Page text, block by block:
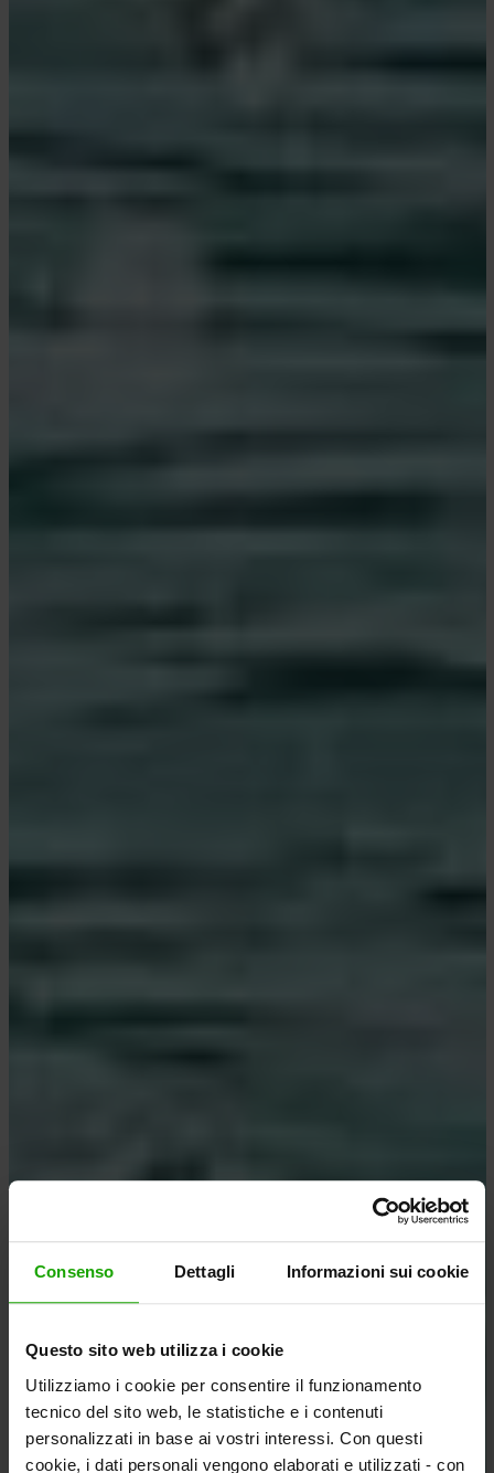
Consenso Dettagli Informazioni sui cookie
Questo sito web utilizza i cookie
Utilizziamo i cookie per consentire il funzionamento
tecnico del sito web, le statistiche e i contenuti
personalizzati in base ai vostri interessi. Con questi
cookie, i dati personali vengono elaborati e utilizzati - con